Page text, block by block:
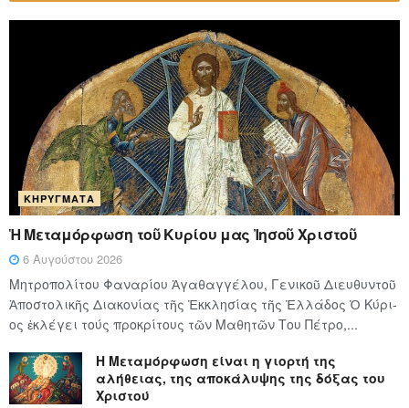
ΚΗΡΎΓΜΑΤΑ
Ἡ Μεταμόρφωση τοῦ Κυρίου μας Ἰησοῦ Χριστοῦ
6 Αυγούστου 2026
Μητροπολίτου Φαναρίου Ἀγαθαγγέλου, Γενικοῦ Διευθυντοῦ
Ἀποστολικῆς Διακονίας τῆς Ἐκκλησίας τῆς Ἑλλάδος Ὁ Κύ­ρι­
ος ἐκλέγει τούς προ­κρί­τους τῶν Μα­θη­τῶν Του Πέ­τρο,...
Η Μεταμόρφωση είναι η γιορτή της
αλήθειας, της αποκάλυψης της δόξας του
Χριστού